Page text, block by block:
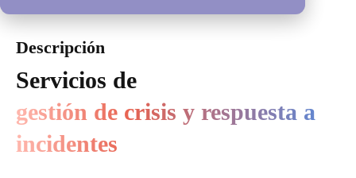
Descripción
Servicios de
gestión de crisis y respuesta a
incidentes